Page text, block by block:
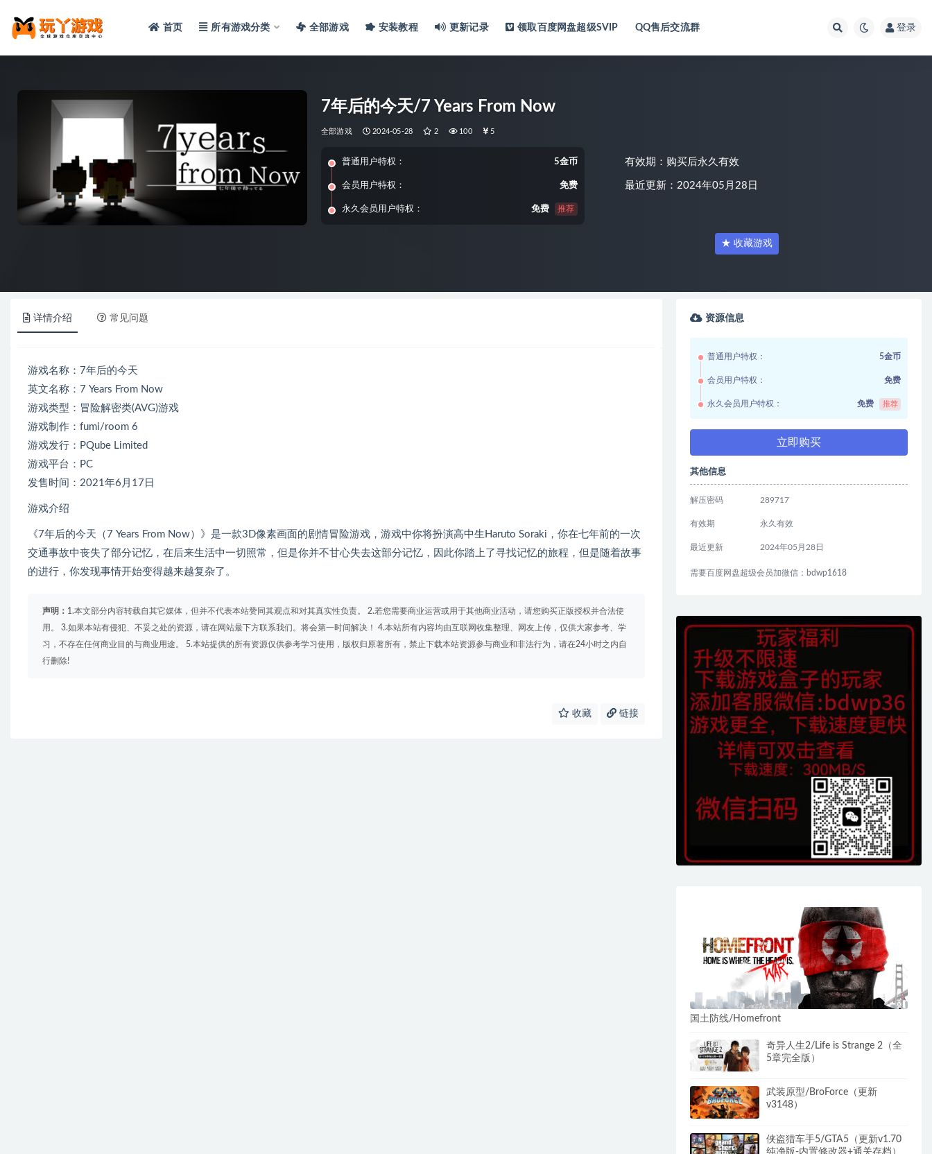
首页 所有游戏分类 全部游戏 安装教程 更新记录 领取百度网盘超级SVIP QQ售后交流群 登录
7年后的今天/7 Years From Now
全部游戏 2024-05-28 2 100 5
普通用户特权： 5金币
会员用户特权： 免费
永久会员用户特权： 免费 推荐
有效期：购买后永久有效
最近更新：2024年05月28日
★ 收藏游戏
详情介绍 常见问题
游戏名称：7年后的今天
英文名称：7 Years From Now
游戏类型：冒险解密类(AVG)游戏
游戏制作：fumi/room 6
游戏发行：PQube Limited
游戏平台：PC
发售时间：2021年6月17日
游戏介绍
《7年后的今天（7 Years From Now）》是一款3D像素画面的剧情冒险游戏，游戏中你将扮演高中生Haruto Soraki，你在七年前的一次
交通事故中丧失了部分记忆，在后来生活中一切照常，但是你并不甘心失去这部分记忆，因此你踏上了寻找记忆的旅程，但是随着故事
的进行，你发现事情开始变得越来越复杂了。
声明： 1.本文部分内容转载自其它媒体，但并不代表本站赞同其观点和对其真实性负责。 2.若您需要商业运营或用于其他商业活动，请您购买正版授权并合法使
用。 3.如果本站有侵犯、不妥之处的资源，请在网站最下方联系我们。将会第一时间解决！ 4.本站所有内容均由互联网收集整理、网友上传，仅供大家参考、学
习，不存在任何商业目的与商业用途。 5.本站提供的所有资源仅供参考学习使用，版权归原著所有，禁止下载本站资源参与商业和非法行为，请在24小时之内自
行删除!
收藏 链接
资源信息
普通用户特权： 5金币
会员用户特权： 免费
永久会员用户特权： 免费 推荐
立即购买
其他信息
解压密码 289717
有效期 永久有效
最近更新 2024年05月28日
需要百度网盘超级会员加微信：bdwp1618
国土防线/Homefront
奇异人生2/Life is Strange 2（全
5章完全版）
武装原型/BroForce（更新
v3148）
侠盗猎车手5/GTA5（更新v1.70
纯净版-内置修改器+通关存档）